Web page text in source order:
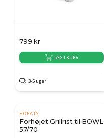
799 kr
LÆG I KURV
3-5 uger
HÖFATS
Forhøjet Grillrist til BOWL
57/70